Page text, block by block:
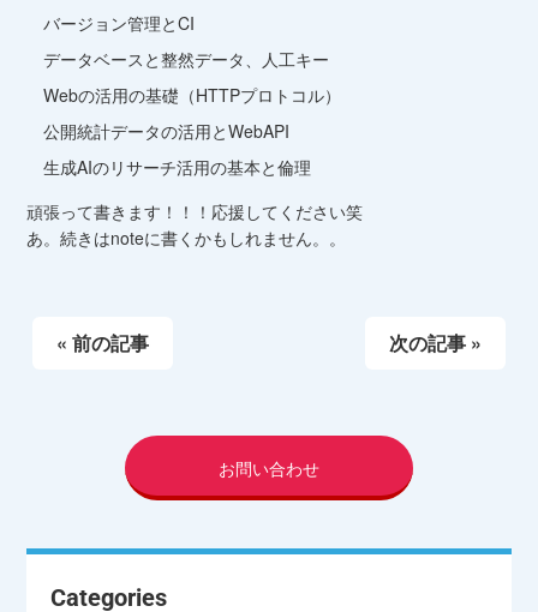
バージョン管理とCI
データベースと整然データ、人工キー
Webの活用の基礎（HTTPプロトコル）
公開統計データの活用とWebAPI
生成AIのリサーチ活用の基本と倫理
頑張って書きます！！！応援してください笑
あ。続きはnoteに書くかもしれません。。
« 前の記事 次の記事 »
お問い合わせ
Categories